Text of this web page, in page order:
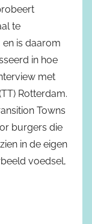
te
is daarom
in hoe
met
Rotterdam.
Towns
burgers die
in de eigen
voedsel,